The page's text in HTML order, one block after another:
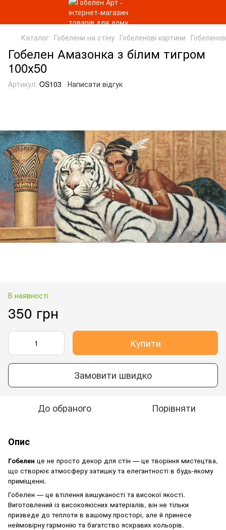
Каталог Гобелени на стіну Гобеленові картини
Гобелен Амазонка з білим тигром
100х50
Артикул: OS103 Написати відгук
В наявності
350 грн
Купити
Замовити швидко
До обраного Порівняти
Опис
Гобелен це не просто декор для стін — це творіння мистецтва,
що створює атмосферу затишку та елегантності в будь-якому
приміщенні.
Гобелен — це втілення вишуканості та високої якості.
Виготовлений із високоякісних матеріалів, він не тільки
призведе до теплоти в вашому просторі, але й принесе
неймовірну гармонію та багатство яскравих кольорів.